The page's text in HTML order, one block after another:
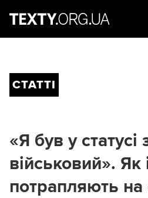
СТАТТІ
«Я був у
військовий».
потрапляють